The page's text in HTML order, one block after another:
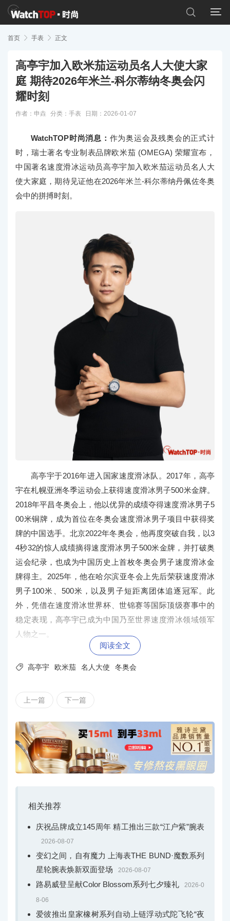


首页  手表  正文
高亭宇加入欧米茄运动员名人大使大家
庭 期待2026年米兰-科尔蒂纳冬奥会闪
耀时刻
作者：申垚 分类： 手表 日期：2026-01-07
WatchTOP时尚消息： 作为奥运会及残奥会的正式计
时，瑞士著名专业制表品牌欧米茄 (OMEGA) 荣耀宣布，
中国著名速度滑冰运动员高亭宇加入欧米茄运动员名人大
使大家庭，期待见证他在2026年米兰-科尔蒂纳丹佩佐冬奥
会中的拼搏时刻。
高亭宇于2016年进入国家速度滑冰队。2017年，高亭
宇在札幌亚洲冬季运动会上获得速度滑冰男子500米金牌。
2018年平昌冬奥会上，他以优异的成绩夺得速度滑冰男子5
00米铜牌，成为首位在冬奥会速度滑冰男子项目中获得奖
牌的中国选手。北京2022年冬奥会，他再度突破自我，以3
4秒32的惊人成绩摘得速度滑冰男子500米金牌，并打破奥
运会纪录，也成为中国历史上首枚冬奥会男子速度滑冰金
牌得主。2025年，他在哈尔滨亚冬会上先后荣获速度滑冰
男子100米、500米，以及男子短距离团体追逐冠军。此
外，凭借在速度滑冰世界杯、世锦赛等国际顶级赛事中的
稳定表现，高亭宇已成为中国乃至世界速度滑冰领域领军
人物之一。
欧米茄全球总裁兼首席执行官安世文 (Raynald Aeschli
mann) 热烈欢迎高亭宇加入欧米茄运动员名人大使大家
大使大家庭。作为速度滑冰的领军人物，他在赛场上始终
挑战自我的精神，与欧米茄品牌理念高度契合。我们也非
常期待高亭宇在本届冬奥会上的精彩时刻。”
阅读全文
 高亭宇 欧米茄 名人大使 冬奥会
上一篇 下一篇
相关推荐
庆祝品牌成立145周年 精工推出三款“江户紫”腕表
2026-08-07
变幻之间，自有魔力 上海表THE BUND·魔数系列
星轮腕表焕新双面登场
2026-08-07
路易威登呈献Color Blossom系列七夕臻礼 2026-0
8-06
爱彼推出皇家橡树系列自动上链浮动式陀飞轮“夜